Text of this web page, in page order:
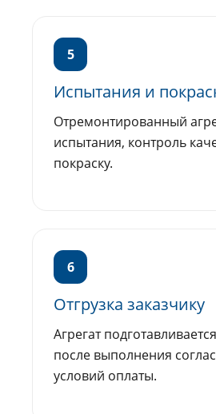
5
Испытания и
Отремонтированный
испытания, контроль
покраску.
6
Отгрузка заказчику
Агрегат
после выполнения
условий оплаты.